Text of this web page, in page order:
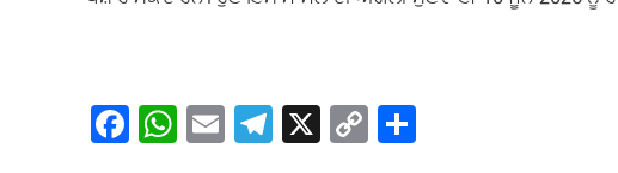
F W E T X C